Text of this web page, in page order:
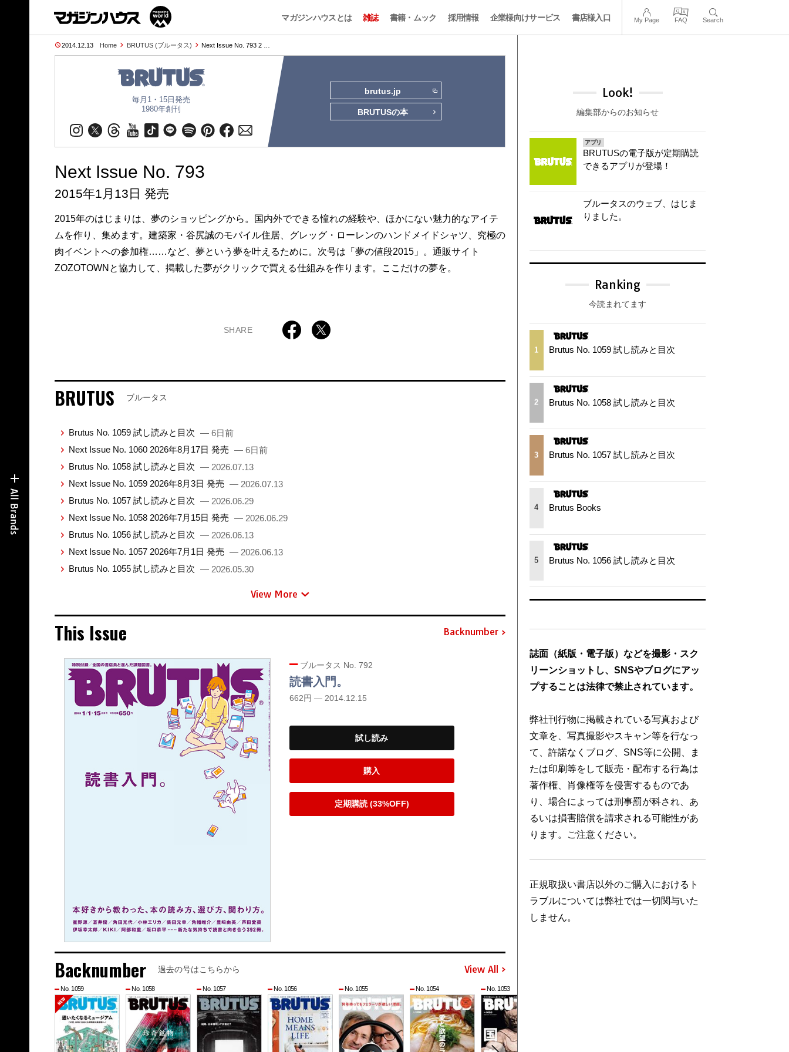
マガジンハウスとは 雑誌 書籍・ムック 採用情報 企業様向けサービス 書店様入口 My Page FAQ Search
2014.12.13 Home BRUTUS (ブルータス) Next Issue No. 793 2 …
毎月1・15日発売
1980年創刊
brutus.jp
BRUTUSの本
Next Issue No. 793
2015年1月13日 発売
2015年のはじまりは、夢のショッピングから。国内外でできる憧れの経験や、ほかにない魅力的なアイテ
ムを作り、集めます。建築家・谷尻誠のモバイル住居、グレッグ・ローレンのハンドメイドシャツ、究極の
肉イベントへの参加権……など、夢という夢を叶えるために。次号は「夢の値段2015」。通販サイト
ZOZOTOWNと協力して、掲載した夢がクリックで買える仕組みを作ります。ここだけの夢を。
SHARE
BRUTUS ブルータス
Brutus No. 1059 試し読みと目次 — 6日前
Next Issue No. 1060 2026年8月17日 発売 — 6日前
Brutus No. 1058 試し読みと目次 — 2026.07.13
Next Issue No. 1059 2026年8月3日 発売 — 2026.07.13
Brutus No. 1057 試し読みと目次 — 2026.06.29
Next Issue No. 1058 2026年7月15日 発売 — 2026.06.29
Brutus No. 1056 試し読みと目次 — 2026.06.13
Next Issue No. 1057 2026年7月1日 発売 — 2026.06.13
Brutus No. 1055 試し読みと目次 — 2026.05.30
View More
This Issue Backnumber
ブルータス No. 792
読書入門。
662円 — 2014.12.15
試し読み
購入
定期購読 (33%OFF)
Backnumber 過去の号はこちらから View All
No. 1059 No. 1058 No. 1057 No. 1056 No. 1055 No. 1054 No. 1053
Look!
編集部からのお知らせ
アプリ
BRUTUSの電子版が定期購読
できるアプリが登場！
ブルータスのウェブ、はじま
りました。
Ranking
今読まれてます
1 Brutus No. 1059 試し読みと目次
2 Brutus No. 1058 試し読みと目次
3 Brutus No. 1057 試し読みと目次
4 Brutus Books
5 Brutus No. 1056 試し読みと目次
誌面（紙版・電子版）などを撮影・スク
リーンショットし、SNSやブログにアッ
プすることは法律で禁止されています。
弊社刊行物に掲載されている写真および
文章を、写真撮影やスキャン等を行なっ
て、許諾なくブログ、SNS等に公開、ま
たは印刷等をして販売・配布する行為は
著作権、肖像権等を侵害するものであ
り、場合によっては刑事罰が科され、あ
るいは損害賠償を請求される可能性があ
ります。ご注意ください。
正規取扱い書店以外のご購入におけるト
ラブルについては弊社では一切関与いた
しません。